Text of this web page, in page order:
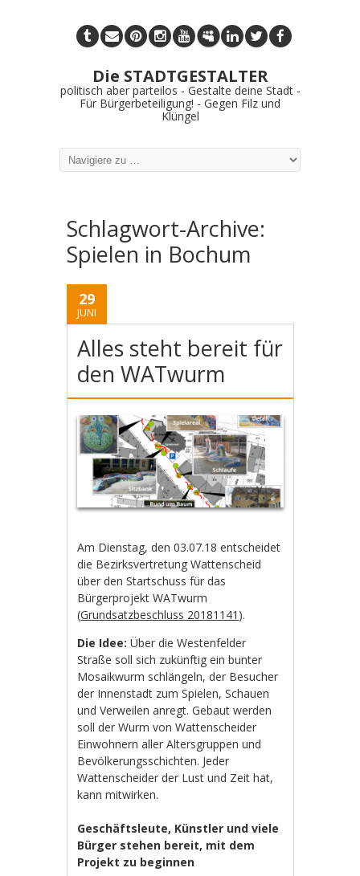
Die STADTGESTALTER
politisch aber parteilos - Gestalte deine Stadt -
Für Bürgerbeteiligung! - Gegen Filz und
Klüngel
Schlagwort-Archive:
Spielen in Bochum
29
JUNI
Alles steht bereit für
den WATwurm
Am Dienstag, den 03.07.18 entscheidet
die Bezirksvertretung Wattenscheid
über den Startschuss für das
Bürgerprojekt WATwurm
(Grundsatzbeschluss 20181141 ).
Die Idee: Über die Westenfelder
Straße soll sich zukünftig ein bunter
Mosaikwurm schlängeln, der Besucher
der Innenstadt zum Spielen, Schauen
und Verweilen anregt. Gebaut werden
soll der Wurm von Wattenscheider
Einwohnern aller Altersgruppen und
Bevölkerungsschichten. Jeder
Wattenscheider der Lust und Zeit hat,
kann mitwirken.
Geschäftsleute, Künstler und viele
Bürger stehen bereit, mit dem
Projekt zu beginnen